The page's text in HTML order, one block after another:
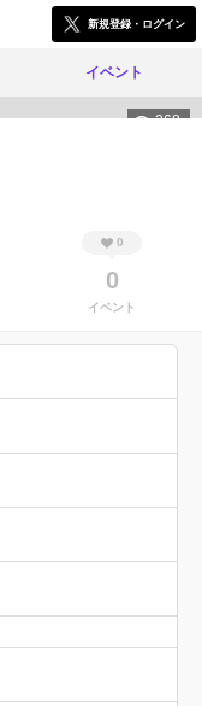
新規登録・ログイン
イベント
368
0
0
イベント